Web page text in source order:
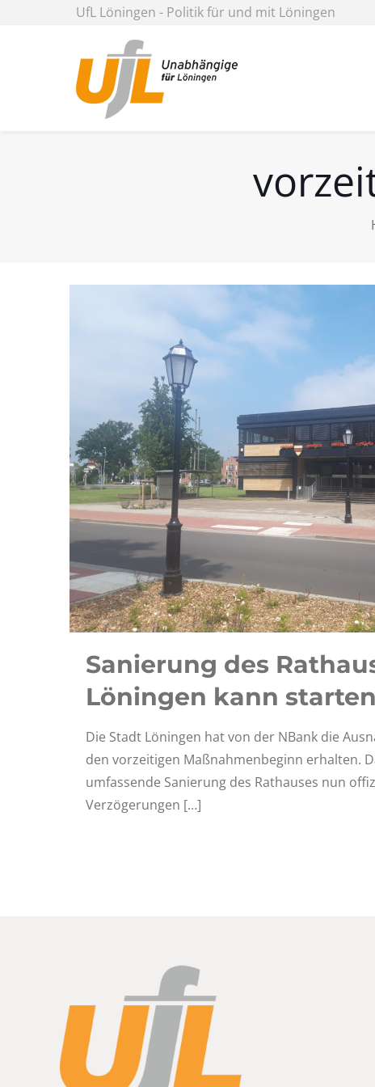
UfL Löningen - Politik für und mit Löningen
Sanierung des
Löningen kann starten
Die Stadt Löningen hat von der NBank die
den vorzeitigen Maßnahmenbeginn erhalten.
umfassende Sanierung des Rathauses nun
Verzögerungen […]